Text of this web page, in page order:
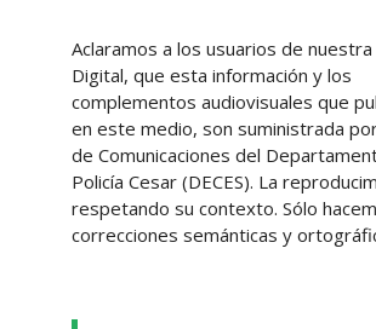
Aclaramos a los usuarios de nuestra
Digital, que esta información y los
complementos audiovisuales que
en este medio, son suministrada
de Comunicaciones del
Policía Cesar (DECES). La
respetando su contexto. Sólo
correcciones semánticas y